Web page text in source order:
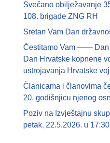
Svečano obilježavanje
108. brigade ZNG RH
Sretan Vam Dan
Čestitamo Vam ——
Dan Hrvatske kopnene
ustrojavanja Hrvatske
Članicama i članovima
20. godišnjicu njenog
Poziv na Izvještajnu
petak, 22.5.2026. u